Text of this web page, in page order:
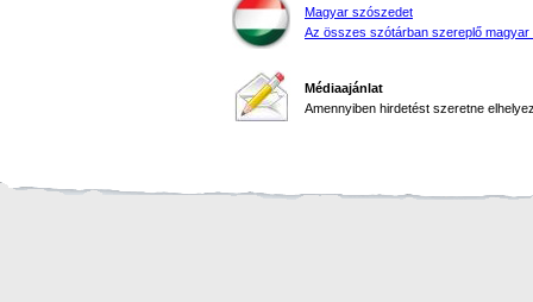
Magyar szószedet
Az összes szótárban szereplő magyar
Médiaajánlat
Amennyiben hirdetést szeretne